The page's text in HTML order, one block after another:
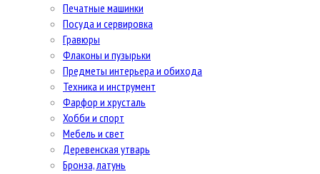
Печатные машинки
Посуда и сервировка
Гравюры
Флаконы и пузырьки
Предметы интерьера и обихода
Техника и инструмент
Фарфор и хрусталь
Хобби и спорт
Мебель и свет
Деревенская утварь
Бронза, латунь